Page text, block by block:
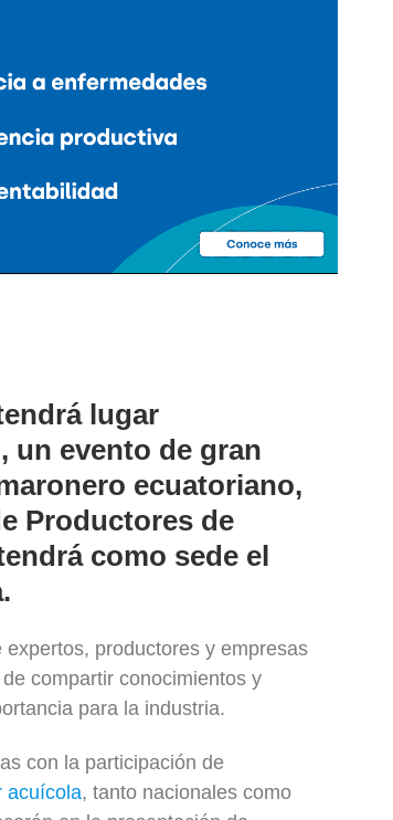
lugar
un evento de gran
ecuatoriano,
Productores de
como sede el
productores y empresas
compartir conocimientos y
para la industria.
con la participación de
acuícola, tanto nacionales como